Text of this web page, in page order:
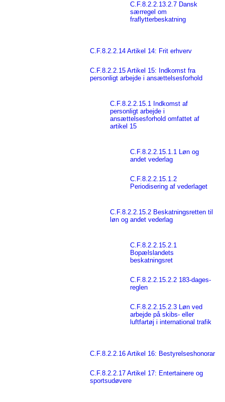
C.F.8.2.2.13.2.7 Dansk
særregel om
fraflytterbeskatning
C.F.8.2.2.14 Artikel 14: Frit erhverv
C.F.8.2.2.15 Artikel 15: Indkomst fra
personligt arbejde i ansættelsesforhold
C.F.8.2.2.15.1 Indkomst af
personligt arbejde i
ansættelsesforhold omfattet af
artikel 15
C.F.8.2.2.15.1.1 Løn og
andet vederlag
C.F.8.2.2.15.1.2
Periodisering af vederlaget
C.F.8.2.2.15.2 Beskatningsretten til
løn og andet vederlag
C.F.8.2.2.15.2.1
Bopælslandets
beskatningsret
C.F.8.2.2.15.2.2 183-dages-
reglen
C.F.8.2.2.15.2.3 Løn ved
arbejde på skibs- eller
luftfartøj i international trafik
C.F.8.2.2.16 Artikel 16: Bestyrelseshonorar
C.F.8.2.2.17 Artikel 17: Entertainere og
sportsudøvere